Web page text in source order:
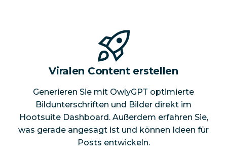
Viralen Content erstellen
Generieren Sie mit OwlyGPT optimierte
Bildunterschriften und Bilder direkt im
Hootsuite Dashboard. Außerdem erfahren Sie,
was gerade angesagt ist und können Ideen für
Posts entwickeln.